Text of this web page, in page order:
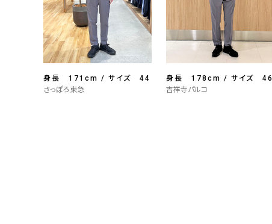
身長 171cm / サイズ 44
さっぽろ東急
身長 178cm / サイズ 46
吉祥寺パルコ